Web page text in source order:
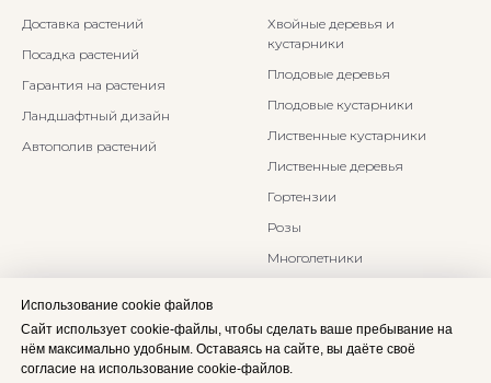
Доставка растений
Посадка растений
Гарантия на растения
Ландшафтный дизайн
Автополив растений
Хвойные деревья и
кустарники
Плодовые деревья
Плодовые кустарники
Лиственные кустарники
Лиственные деревья
Гортензии
Розы
Многолетники
Использование cookie файлов
Сайт использует cookie-файлы, чтобы сделать ваше пребывание на
нём максимально удобным. Оставаясь на сайте, вы даёте своё
согласие на использование cookie-файлов.